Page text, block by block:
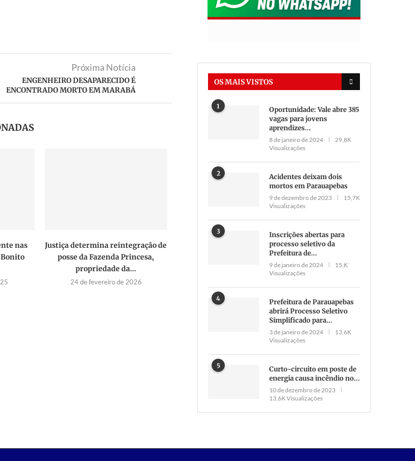
Próxima Notícia
ENGENHEIRO DESAPARECIDO É
ENCONTRADO MORTO EM MARABÁ
nas
Justiça determina reintegração de
posse da Fazenda Princesa,
propriedade da...
24 de fevereiro de 2026
Sindicância é instaurada para
apurar troca de bebê sepultado
Polícia investiga morte de
OS MAIS VISTOS
1
Oportunidade: Vale abre 385
vagas para jovens
aprendizes...
8 de janeiro de 2024
29,8K
Visualizações
2
Acidentes deixam dois
mortos em Parauapebas
9 de dezembro de 2023
15,7K
Visualizações
3
Inscrições abertas para
processo seletivo da
Prefeitura de...
9 de janeiro de 2024
15,K
Visualizações
4
Prefeitura de Parauapebas
abrirá Processo Seletivo
Simplificado para...
3 de janeiro de 2024
13,6K
Visualizações
5
Curto-circuito em poste de
energia causa incêndio no...
10 de dezembro de 2023
13,6K Visualizações